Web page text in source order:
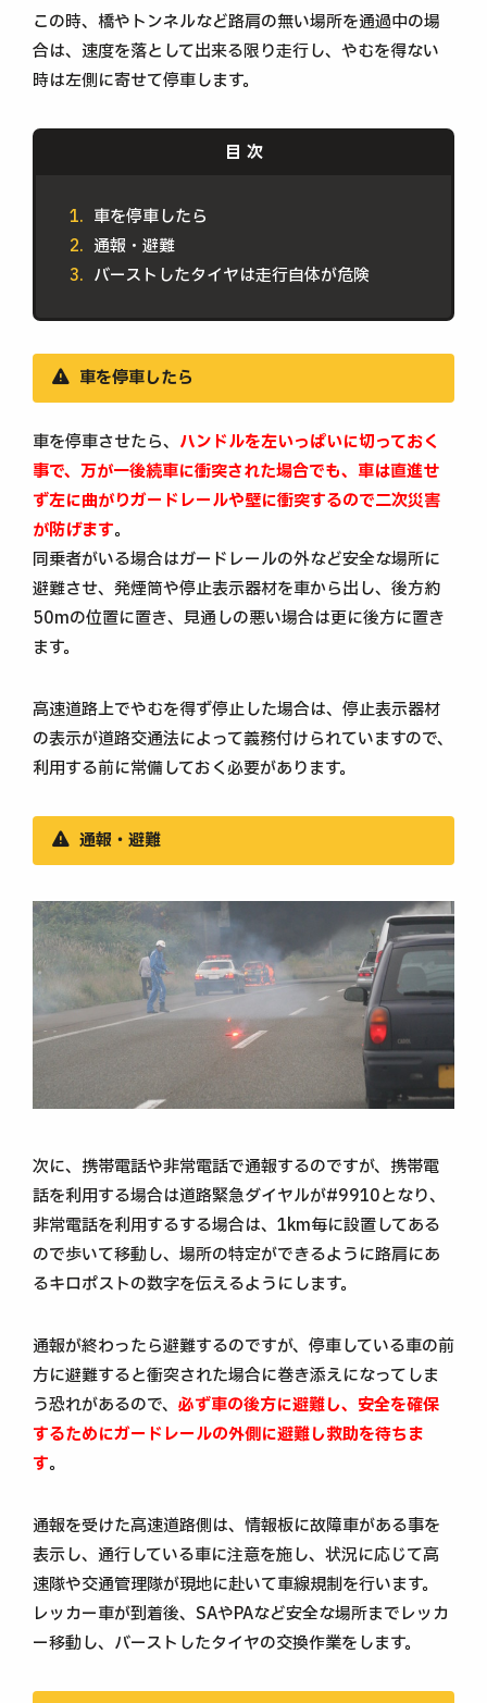
この時、橋やトンネルなど路肩の無い場所を通過中の場
合は、速度を落として出来る限り走行し、やむを得ない
時は左側に寄せて停車します。
車を停車したら
通報・避難
バーストしたタイヤは走行自体が危険
車を停車したら
車を停車させたら、 ハンドルを左いっぱいに切っておく
事で、万が一後続車に衝突された場合でも、車は直進せ
ず左に曲がりガードレールや壁に衝突するので二次災害
が防げます。
同乗者がいる場合はガードレールの外など安全な場所に
避難させ、発煙筒や停止表示器材を車から出し、後方約
50mの位置に置き、見通しの悪い場合は更に後方に置き
ます。
高速道路上でやむを得ず停止した場合は、停止表示器材
の表示が道路交通法によって義務付けられていますので、
利用する前に常備しておく必要があります。
通報・避難
次に、携帯電話や非常電話で通報するのですが、携帯電
話を利用する場合は道路緊急ダイヤルが#9910となり、
非常電話を利用するする場合は、1km毎に設置してある
ので歩いて移動し、場所の特定ができるように路肩にあ
るキロポストの数字を伝えるようにします。
通報が終わったら避難するのですが、停車している車の前
方に避難すると衝突された場合に巻き添えになってしま
う恐れがあるので、 必ず車の後方に避難し、安全を確保
するためにガードレールの外側に避難し救助を待ちま
す。
通報を受けた高速道路側は、情報板に故障車がある事を
表示し、通行している車に注意を施し、状況に応じて高
速隊や交通管理隊が現地に赴いて車線規制を行います。
レッカー車が到着後、SAやPAなど安全な場所までレッカ
ー移動し、バーストしたタイヤの交換作業をします。